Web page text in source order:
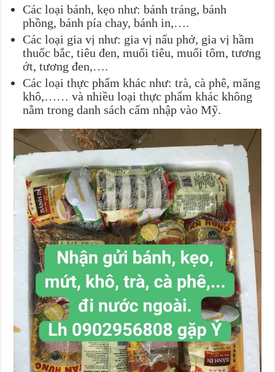
Các loại bánh, kẹo như: bánh tráng, bánh
phồng, bánh pía chay, bánh in,….
Các loại gia vị như: gia vị nấu phở, gia vị hầm
thuốc bắc, tiêu đen, muối tiêu, muối tôm, tương
ớt, tương đen,….
Các loại thực phẩm khác như: trà, cà phê, măng
khô,…… và nhiều loại thực phẩm khác không
nằm trong danh sách cấm nhập vào Mỹ.